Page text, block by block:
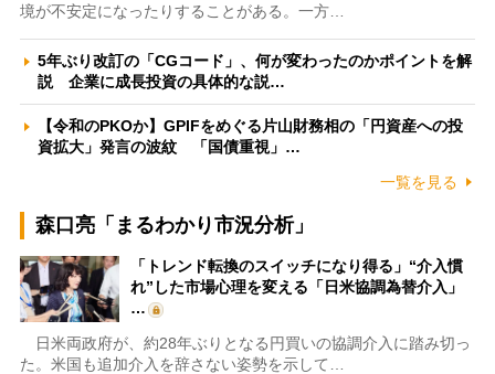
境が不安定になったりすることがある。一方…
5年ぶり改訂の「CGコード」、何が変わったのかポイントを解
説 企業に成長投資の具体的な説…
【令和のPKOか】GPIFをめぐる片山財務相の「円資産への投
資拡大」発言の波紋 「国債重視」…
一覧を見る
森口亮「まるわかり市況分析」
「トレンド転換のスイッチになり得る」“介入慣
れ”した市場心理を変える「日米協調為替介入」
…
日米両政府が、約28年ぶりとなる円買いの協調介入に踏み切っ
た。米国も追加介入を辞さない姿勢を示して…